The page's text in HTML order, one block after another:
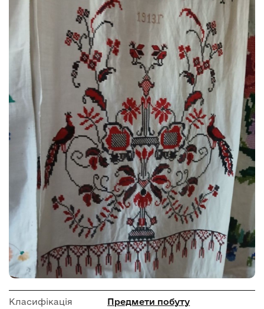
Класифікація Предмети побуту